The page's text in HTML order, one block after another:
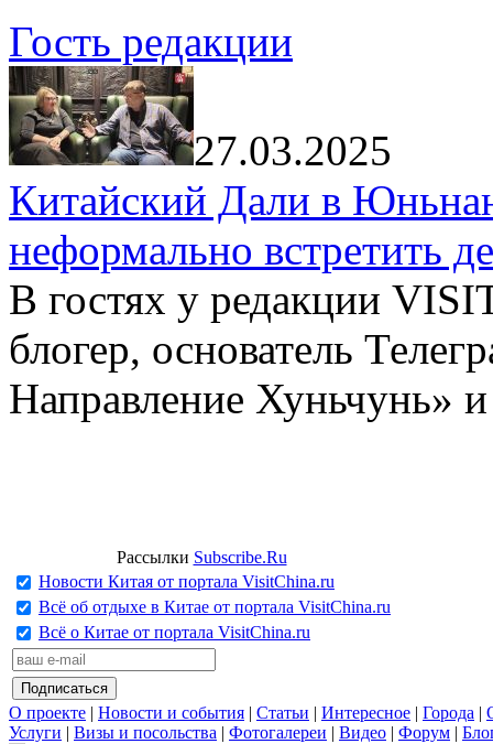
Гость редакции
27.03.2025
Китайский Дали в
неформально встретить
В гостях у редакции
блогер, основатель
Направление Хуньчунь»
Рассылки Subscribe.Ru
Новости Китая от портала VisitChina.ru
Всё об отдыхе в Китае от портала VisitChina.ru
Всё о Китае от портала VisitChina.ru
О проекте | Новости и события | Статьи | Интересное | Города |
Услуги | Визы и посольства | Фотогалереи | Видео | Форум |